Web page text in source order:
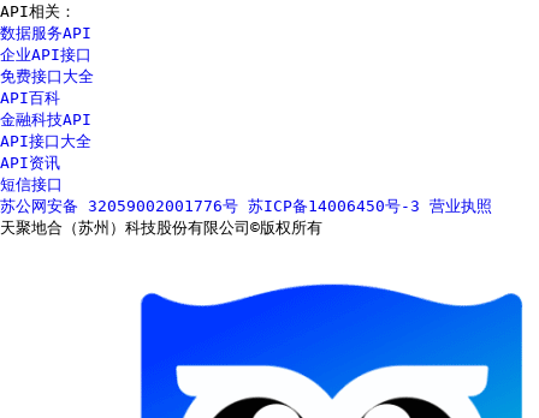
API相关：
数据服务API
企业API接口
免费接口大全
API百科
金融科技API
API接口大全
API资讯
短信接口
苏公网安备 32059002001776号 苏ICP备14006450号-3 营业执照
天聚地合（苏州）科技股份有限公司©版权所有